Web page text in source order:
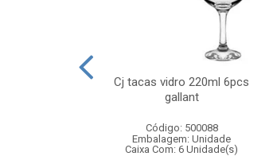
Cj tacas vidro 220ml 6pcs
gallant
Código: 500088
Embalagem: Unidade
Caixa Com: 6 Unidade(s)